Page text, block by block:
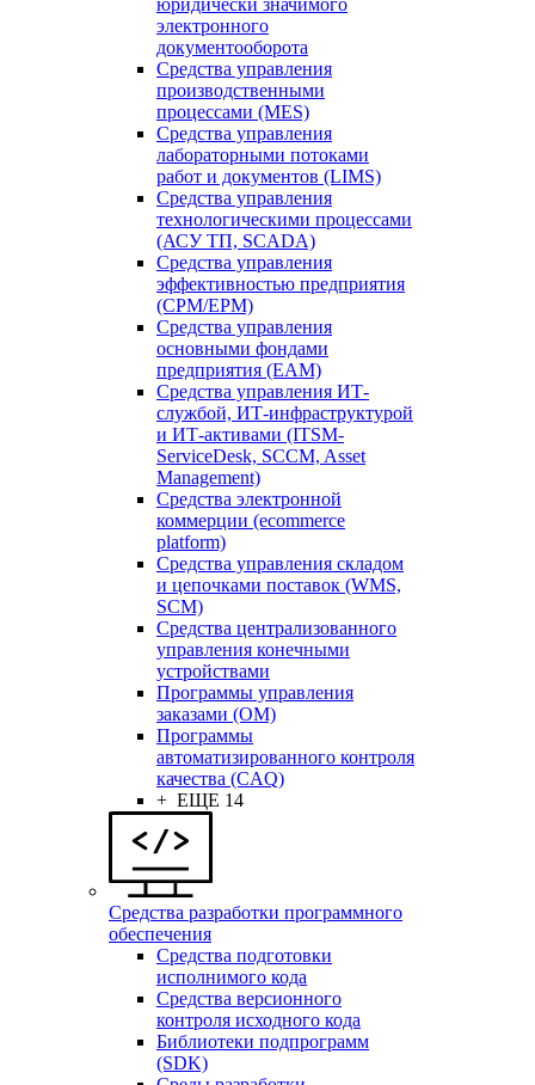
электронного
документооборота
Средства управления
производственными
процессами (MES)
Средства управления
лабораторными потоками
работ и документов (LIMS)
Средства управления
технологическими процессами
(АСУ ТП, SCADA)
Средства управления
эффективностью предприятия
(CPM/EPM)
Средства управления
основными фондами
предприятия (EAM)
Средства управления ИТ-
службой, ИТ-инфраструктурой
и ИТ-активами (ITSM-
ServiceDesk, SCCM, Asset
Management)
Средства электронной
коммерции (ecommerce
platform)
Средства управления складом
и цепочками поставок (WMS,
SCM)
Средства централизованного
управления конечными
устройствами
Программы управления
заказами (OM)
Программы
автоматизированного контроля
качества (CAQ)
+ ЕЩЕ 14
Средства разработки программного
обеспечения
Средства подготовки
исполнимого кода
Средства версионного
контроля исходного кода
Библиотеки подпрограмм
(SDK)